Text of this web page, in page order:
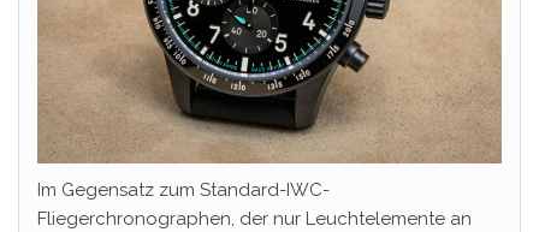
Im Gegensatz zum Standard-IWC-
Fliegerchronographen, der nur Leuchtelemente an